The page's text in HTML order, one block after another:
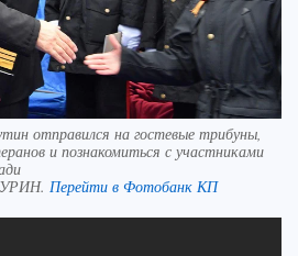
отправился на гостевые трибуны,
и познакомиться с участниками
Перейти в Фотобанк КП